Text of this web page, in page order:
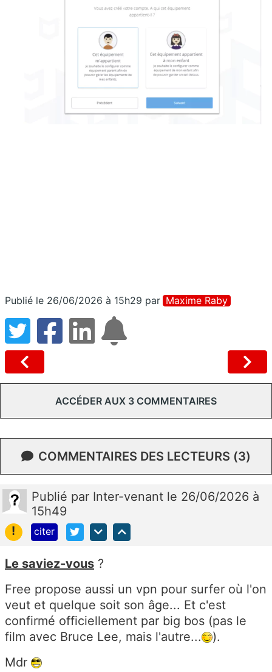
Publié le 26/06/2026 à 15h29 par Maxime Raby
ACCÉDER AUX 3 COMMENTAIRES
COMMENTAIRES DES LECTEURS (3)
Publié par Inter-venant le 26/06/2026 à
15h49
!
citer
Le saviez-vous ?
Free propose aussi un vpn pour surfer où l'on
veut et quelque soit son âge... Et c'est
confirmé officiellement par big bos (pas le
film avec Bruce Lee, mais l'autre...
).
Mdr